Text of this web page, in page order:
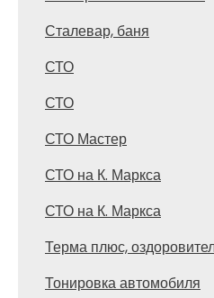
Сталевар, баня
СТО
СТО
СТО Мастер
СТО на К. Маркса
СТО на К. Маркса
Терма плюс,
Тонировка автомобиля